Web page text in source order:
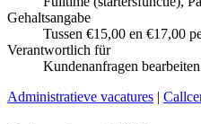
Gehaltsangabe
Tussen €15,00 en €17,00
Verantwortlich für
Kundenanfragen bearbeiten
Administratieve vacatures |